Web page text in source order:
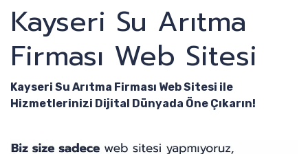
Kayseri Su Arıtma
Firması Web Sitesi
Kayseri Su Arıtma Firması Web Sitesi ile
Hizmetlerinizi Dijital Dünyada Öne Çıkarın!